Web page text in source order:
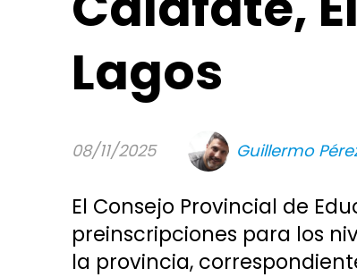
Lagos
El Consejo Provincial de
preinscripciones para los
la provincia,
08/11/2025 Guillermo